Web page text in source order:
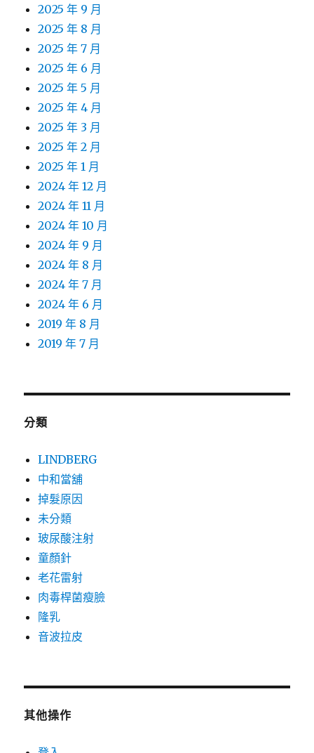
2025 年 9 月
2025 年 8 月
2025 年 7 月
2025 年 6 月
2025 年 5 月
2025 年 4 月
2025 年 3 月
2025 年 2 月
2025 年 1 月
2024 年 12 月
2024 年 11 月
2024 年 10 月
2024 年 9 月
2024 年 8 月
2024 年 7 月
2024 年 6 月
2019 年 8 月
2019 年 7 月
分類
LINDBERG
中和當舖
掉髮原因
未分類
玻尿酸注射
童顏針
老花雷射
肉毒桿菌瘦臉
隆乳
音波拉皮
其他操作